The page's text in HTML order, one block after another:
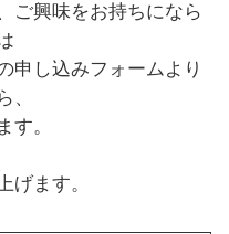
ご興味をお持ちになら
申し込みフォームより
、
す。
げます。